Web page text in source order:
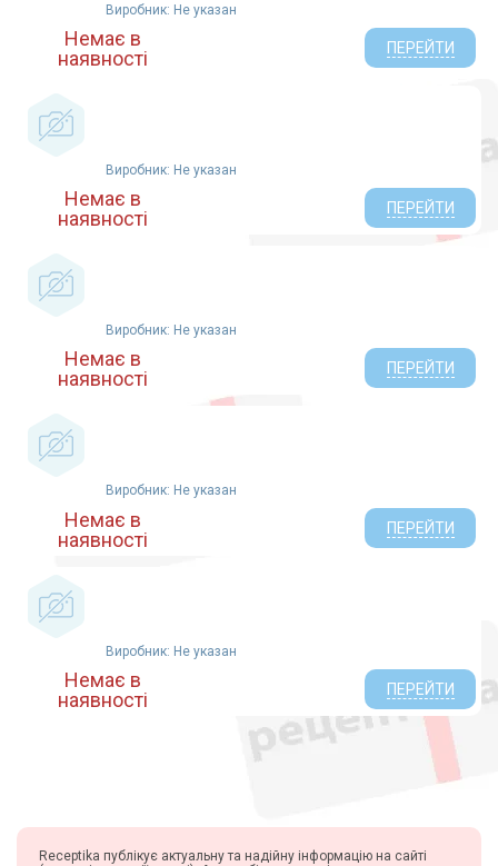
Виробник: Не указан
Немає в
наявності
ПЕРЕЙТИ
Виробник: Не указан
Немає в
наявності
ПЕРЕЙТИ
Виробник: Не указан
Немає в
наявності
ПЕРЕЙТИ
Виробник: Не указан
Немає в
наявності
ПЕРЕЙТИ
Виробник: Не указан
Немає в
наявності
ПЕРЕЙТИ
Receptika публікує актуальну та надійну інформацію на сайті